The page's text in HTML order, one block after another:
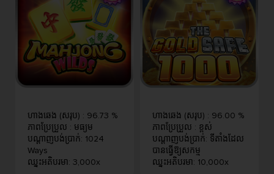
ហាងឆេង (សរុប) : 96.73 %
ភាពប្រែប្រួល : មធ្យម
បណ្តាញបង់ប្រាក់: 1024
Ways
ឈ្នះអតិបរមា : 3,000x
ហាងឆេង (សរុប) : 96.00 %
ភាពប្រែប្រួល : ខ្ពស់
បណ្តាញបង់ប្រាក់: ទីតាំងដែល
បានធ្វើឱ្យសកម្ម
ឈ្នះអតិបរមា : 10,000x